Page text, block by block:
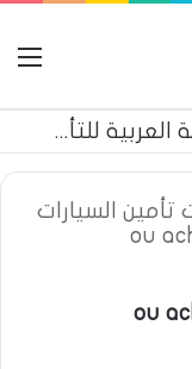
بوليصة التأمين العام من شركة العربية للتأمين
تأمين السيارات
ou
ou